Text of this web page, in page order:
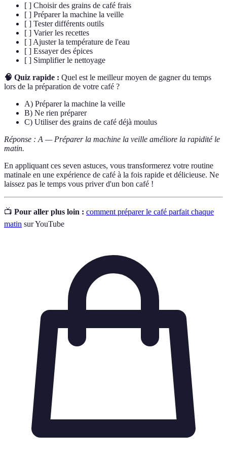
[ ] Choisir des grains de café frais
[ ] Préparer la machine la veille
[ ] Tester différents outils
[ ] Varier les recettes
[ ] Ajuster la température de l'eau
[ ] Essayer des épices
[ ] Simplifier le nettoyage
🧠 Quiz rapide : Quel est le meilleur moyen de gagner du temps
lors de la préparation de votre café ?
A) Préparer la machine la veille
B) Ne rien préparer
C) Utiliser des grains de café déjà moulus
Réponse : A — Préparer la machine la veille améliore la rapidité le
matin.
En appliquant ces seven astuces, vous transformerez votre routine
matinale en une expérience de café à la fois rapide et délicieuse. Ne
laissez pas le temps vous priver d'un bon café !
📺 Pour aller plus loin : comment préparer le café parfait chaque
matin sur YouTube